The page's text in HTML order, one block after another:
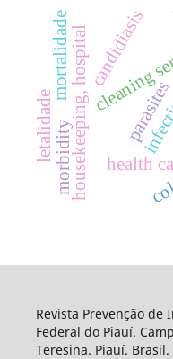
health
cleaning
housekeeping, hospital
morbidity
candidiasis
letalidade parasites
mortalidade
Revista Prevenção de
Federal do Piauí.
Teresina. Piauí. Brasil.